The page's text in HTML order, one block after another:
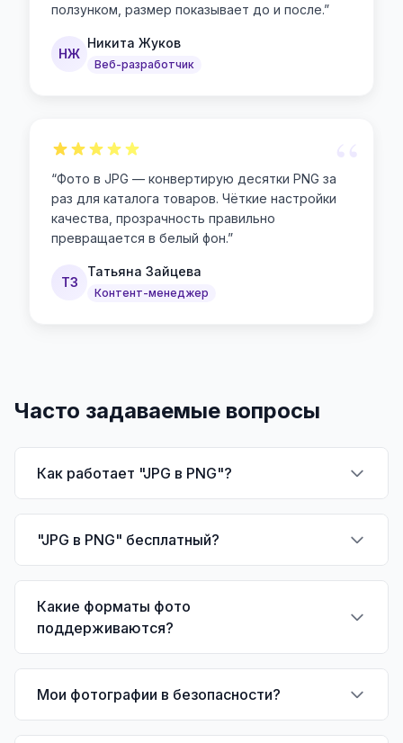
ползунком, размер показывает до и после.”
НЖ
Никита Жуков
Веб-разработчик
“
“Фото в JPG — конвертирую десятки PNG за
раз для каталога товаров. Чёткие настройки
качества, прозрачность правильно
превращается в белый фон.”
ТЗ
Татьяна Зайцева
Контент-менеджер
Часто задаваемые вопросы
Как работает "JPG в PNG"?
"JPG в PNG" бесплатный?
Какие форматы фото
поддерживаются?
Мои фотографии в безопасности?